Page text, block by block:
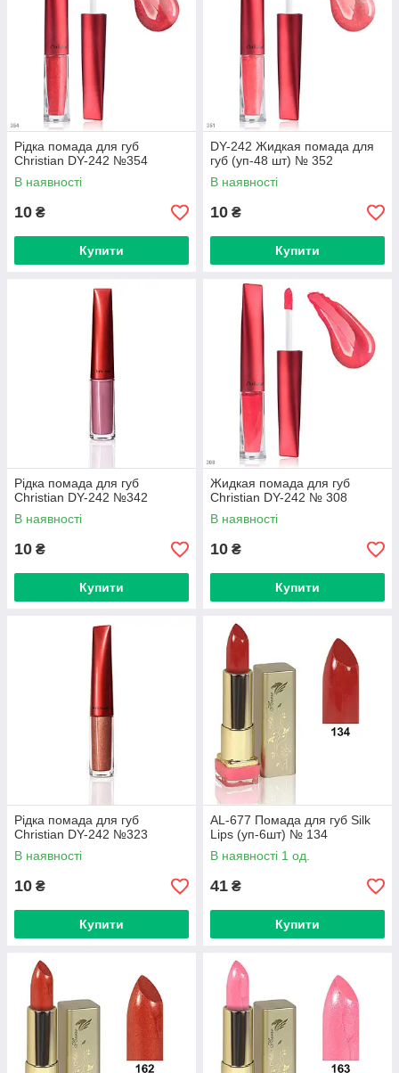
Рідка помада для губ
Christian DY-242 №354
В наявності
10 ₴
Купити
DY-242 Жидкая помада для
губ (уп-48 шт) № 352
В наявності
10 ₴
Купити
Рідка помада для губ
Christian DY-242 №342
В наявності
10 ₴
Купити
Жидкая помада для губ
Christian DY-242 № 308
В наявності
10 ₴
Купити
Рідка помада для губ
Christian DY-242 №323
В наявності
10 ₴
Купити
AL-677 Помада для губ Silk
Lips (уп-6шт) № 134
В наявності 1 од.
41 ₴
Купити